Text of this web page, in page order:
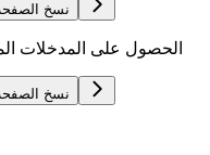
نسخ
الحصول على المدخلات
نسخ